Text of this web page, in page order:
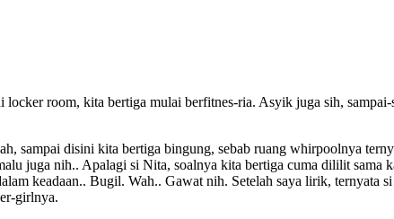
room, kita bertiga mulai berfitnes-ria. Asyik juga sih,
sampai disini kita bertiga bingung, sebab ruang whirpoolnya
juga nih.. Apalagi si Nita, soalnya kita bertiga cuma dililit sama
keadaan.. Bugil. Wah.. Gawat nih. Setelah saya lirik, ternyata
girlnya.